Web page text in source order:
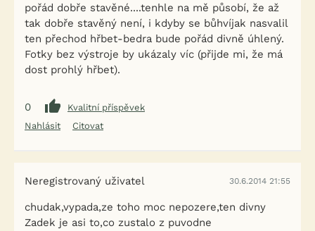
pořád dobře stavěné....tenhle na mě působí, že až
tak dobře stavěný není, i kdyby se bůhvíjak nasvalil
ten přechod hřbet-bedra bude pořád divně úhlený.
Fotky bez výstroje by ukázaly víc (přijde mi, že má
dost prohlý hřbet).
0
Kvalitní příspěvek
Nahlásit
Citovat
Neregistrovaný uživatel 30.6.2014 21:55
chudak,vypada,ze toho moc nepozere,ten divny
Zadek je asi to,co zustalo z puvodne